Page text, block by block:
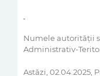
Numele autorităţii
Administrativ-
Astăzi, 02.04.2025,